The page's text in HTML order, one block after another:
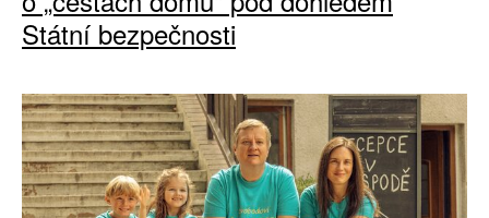
Státní bezpečnosti